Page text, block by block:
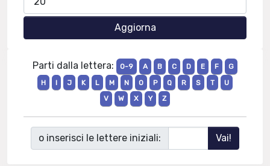
Parti dalla lettera: 0-9 A B C D E F
G
H
I J K L M N O P Q R S T
U
V
W X Y Z
o inserisci le lettere iniziali: